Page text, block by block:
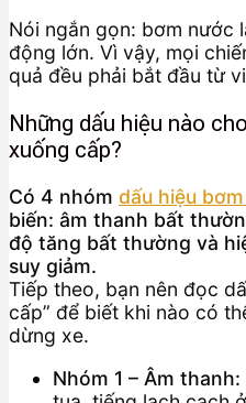
Nói ngắn gọn: bơm nước
động lớn. Vì vậy, mọi
quả đều phải bắt đầu từ
Những dấu hiệu nào
xuống cấp?
Có 4 nhóm dấu hiệu
biến: âm thanh bất
độ tăng bất thường và
suy giảm.
Tiếp theo, bạn nên đọc
cấp” để biết khi nào có
dừng xe.
Nhóm 1 – Âm thanh: